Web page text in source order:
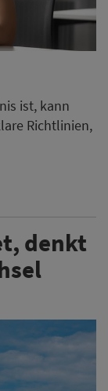
ist, kann
Richtlinien,
denkt